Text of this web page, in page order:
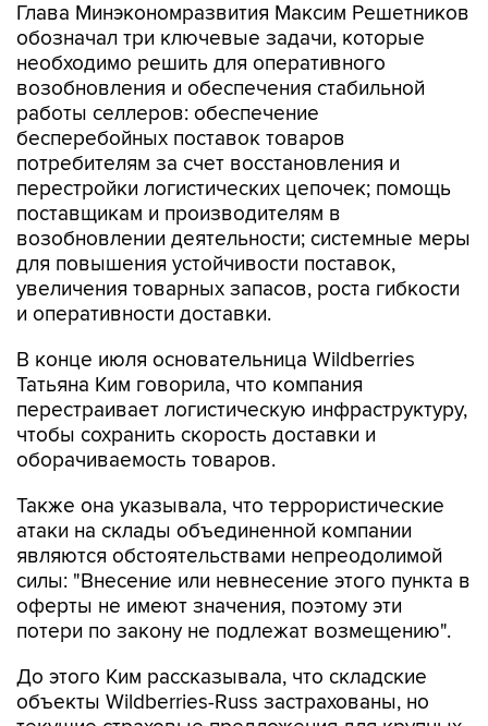
Глава Минэкономразвития Максим Решетников
обозначал три ключевые задачи, которые
необходимо решить для оперативного
возобновления и обеспечения стабильной
работы селлеров: обеспечение
бесперебойных поставок товаров
потребителям за счет восстановления и
перестройки логистических цепочек; помощь
поставщикам и производителям в
возобновлении деятельности; системные меры
для повышения устойчивости поставок,
увеличения товарных запасов, роста гибкости
и оперативности доставки.
В конце июля основательница Wildberries
Татьяна Ким говорила, что компания
перестраивает логистическую инфраструктуру,
чтобы сохранить скорость доставки и
оборачиваемость товаров.
Также она указывала, что террористические
атаки на склады объединенной компании
являются обстоятельствами непреодолимой
силы: "Внесение или невнесение этого пункта в
оферты не имеют значения, поэтому эти
потери по закону не подлежат возмещению".
До этого Ким рассказывала, что складские
объекты Wildberries-Russ застрахованы, но